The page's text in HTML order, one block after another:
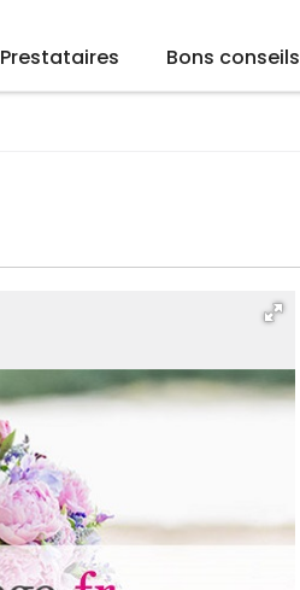
Prestataires Bons conseils